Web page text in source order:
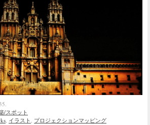
/スポット
, イラスト, プロジェクションマッピング